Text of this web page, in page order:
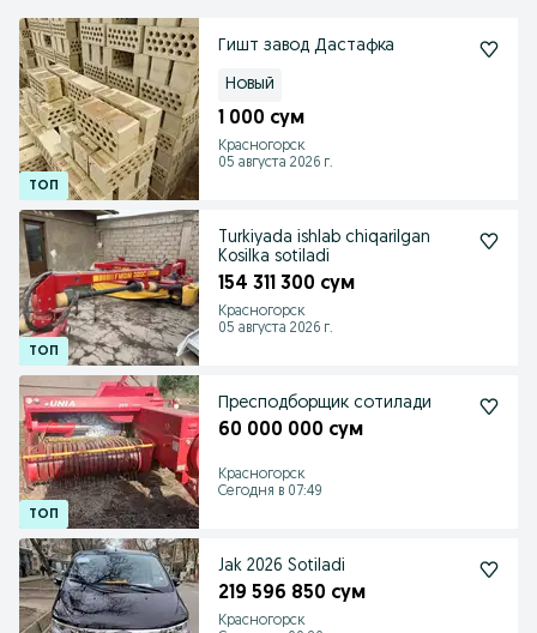
Гишт завод Дастафка
Новый
1 000 сум
Красногорск
05 августа 2026 г.
Turkiyada ishlab chiqarilgan
Kosilka sotiladi
154 311 300 сум
Красногорск
05 августа 2026 г.
Пресподборщик сотилади
60 000 000 сум
Красногорск
Сегодня в 07:49
Jak 2026 Sotiladi
219 596 850 сум
Красногорск